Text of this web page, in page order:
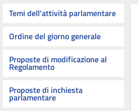
Temi dell'attività parlamentare
Ordine del giorno generale
Proposte di modificazione al
Regolamento
Proposte di inchiesta
parlamentare